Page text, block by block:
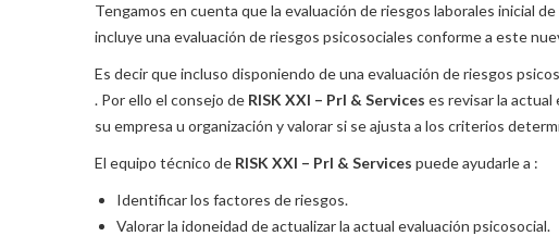
Tengamos en cuenta que la evaluación de riesgos laborales inicial
incluye una evaluación de riesgos psicosociales conforme a este
Es decir que incluso disponiendo de una evaluación de riesgos
. Por ello el consejo de RISK XXI – Prl & Services es revisar la actual
su empresa u organización y valorar si se ajusta a los criterios
El equipo técnico de RISK XXI – Prl & Services puede ayudarle a :
Identificar los factores de riesgos.
Valorar la idoneidad de actualizar la actual evaluación psicosocial.